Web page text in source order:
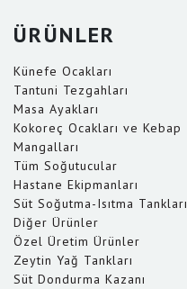
ÜRÜNLER
Künefe Ocakları
Tantuni Tezgahları
Masa Ayakları
Kokoreç Ocakları ve Kebap
Mangalları
Tüm Soğutucular
Hastane Ekipmanları
Süt Soğutma-Isıtma Tankları
Diğer Ürünler
Özel Üretim Ürünler
Zeytin Yağ Tankları
Süt Dondurma Kazanı